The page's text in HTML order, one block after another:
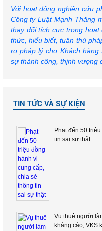
Với hoạt động nghiên cứu
Công ty Luật Mạnh Thăng
thay đổi tích cực trong
thức, hiểu biết, tuân thủ
ro pháp lý cho Khách
sự thành công, thịnh vượng
TIN TỨC VÀ SỰ KIỆN
Lãnh án treo vì
Khởi tố hai nữ
trong nhà vệ sinh
Phạt đến 50
tin sai sự thật
Vụ thuê người
kháng cáo, VKS